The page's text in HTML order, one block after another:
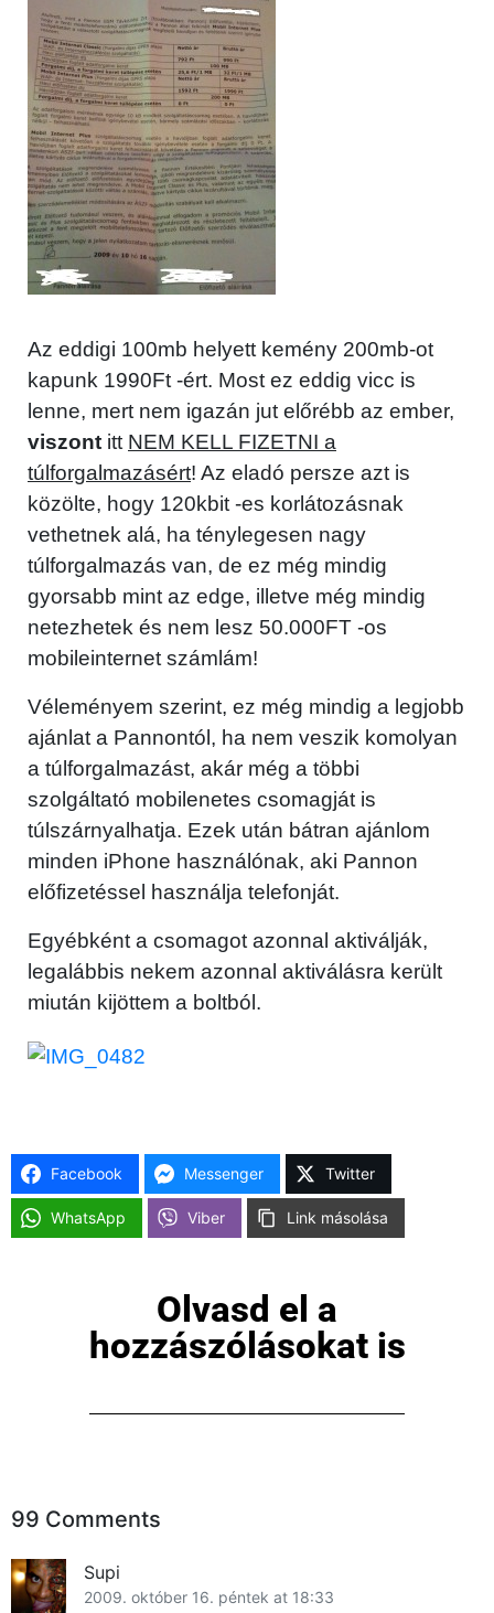
Az eddigi 100mb helyett kemény 200mb-ot
kapunk 1990Ft -ért. Most ez eddig vicc is
lenne, mert nem igazán jut előrébb az ember,
viszont itt NEM KELL FIZETNI a
túlforgalmazásért! Az eladó persze azt is
közölte, hogy 120kbit -es korlátozásnak
vethetnek alá, ha ténylegesen nagy
túlforgalmazás van, de ez még mindig
gyorsabb mint az edge, illetve még mindig
netezhetek és nem lesz 50.000FT -os
mobileinternet számlám!
Véleményem szerint, ez még mindig a legjobb
ajánlat a Pannontól, ha nem veszik komolyan
a túlforgalmazást, akár még a többi
szolgáltató mobilenetes csomagját is
túlszárnyalhatja. Ezek után bátran ajánlom
minden iPhone használónak, aki Pannon
előfizetéssel használja telefonját.
Egyébként a csomagot azonnal aktiválják,
legalábbis nekem azonnal aktiválásra került
miután kijöttem a boltból.
Facebook Messenger Twitter
WhatsApp Viber Link másolása
Olvasd el a
hozzászólásokat is
99 Comments
Supi
2009. október 16. péntek at 18:33